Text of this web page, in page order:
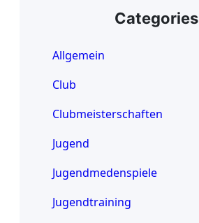
Categories
Allgemein
Club
Clubmeisterschaften
Jugend
Jugendmedenspiele
Jugendtraining